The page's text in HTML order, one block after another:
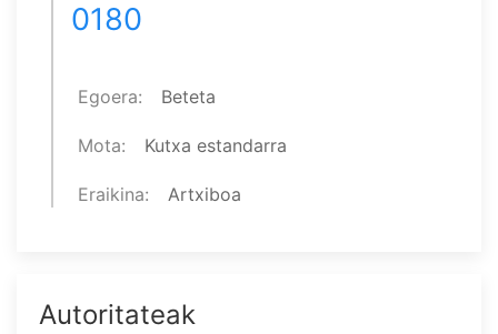
0180
Egoera Beteta
Mota Kutxa estandarra
Eraikina Artxiboa
Autoritateak